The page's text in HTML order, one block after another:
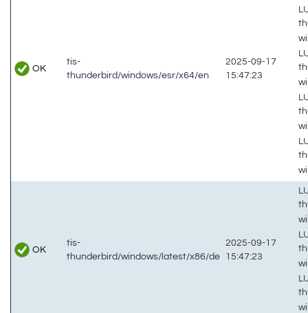
OK
tis-
thunderbird/windows/esr/x64/en
2025-09-17
15:47:23
OK
tis-
thunderbird/windows/latest/x86/de
2025-09-17
15:47:23